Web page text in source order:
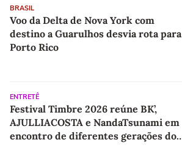
BRASIL
Voo da Delta de Nova York com
destino a Guarulhos desvia rota para
Porto Rico
ENTRETÊ
Festival Timbre 2026 reúne BK’,
AJULLIACOSTA e NandaTsunami em
encontro de diferentes gerações do